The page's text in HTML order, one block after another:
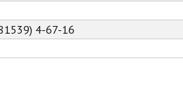
4-67-16